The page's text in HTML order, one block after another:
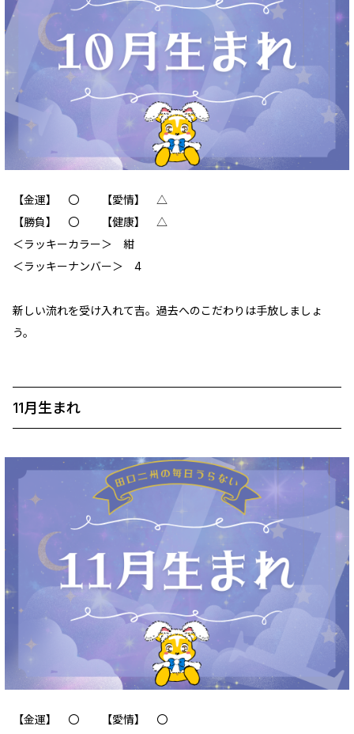
【金運】 〇 【愛情】 △
【勝負】 〇 【健康】 △
＜ラッキーカラー＞ 紺
＜ラッキーナンバー＞ 4
新しい流れを受け入れて吉。過去へのこだわりは手放しましょ
う。
11月生まれ
【金運】 〇 【愛情】 〇